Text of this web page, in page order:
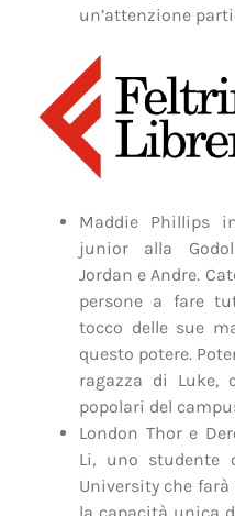
un’attenzione
Maddie Phillips
junior alla
Jordan e Andre.
persone a fare
tocco delle sue
questo potere.
ragazza di Luke,
popolari del
London Thor e
Li, uno studente
University che